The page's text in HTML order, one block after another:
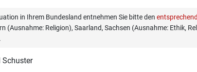
in Ihrem Bundesland entnehmen Sie bitte den
(Ausnahme: Religion), Saarland, Sachsen (Ausnahme: Ethik,
Schuster